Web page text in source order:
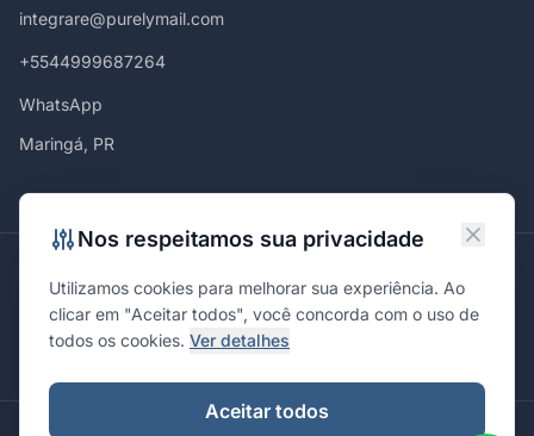
integrare@purelymail.com
+5544999687264
WhatsApp
Maringá, PR
MaringáCuritibaSão PauloLondrinaCascavelPonta Grossa
Florianópolis BrasíliaJoinvilleCampinas
Nos respeitamos sua privacidade
Utilizamos cookies para melhorar sua experiência. Ao
clicar em "Aceitar todos", você concorda com o uso de
todos os cookies. Ver detalhes
Aceitar todos